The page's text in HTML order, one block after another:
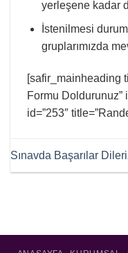
yerleşene kadar
İstenilmesi
gruplarımızda
[safir_mainheading
Formu Doldurunuz”
id=”253″
Sınavda Başarılar